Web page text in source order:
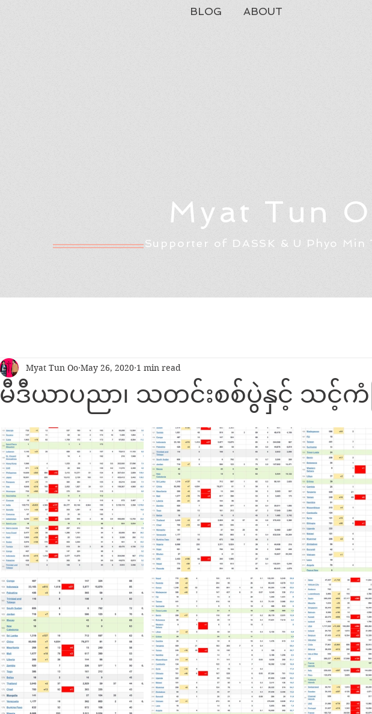
Myat Tun
Supporter of DASSK & U Phyo Min
BLOG ABOUT
မီဒီယာပညာ၊ သတင်းစစ်ပွဲနှင့် သင့်ကံက
Myat Tun Oo May 26, 2020 1 min read